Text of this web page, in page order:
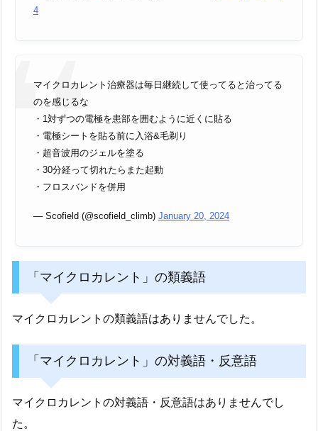
4
マイクロカレント治療器は毎日継続して使ってると治ってる
のを感じるな
・1対ずつの電極を患部を囲むように近くに貼る
・電極シートを貼る前に入浴&毛剃り
・超音波用のジェルを塗る
・30分経って切れたらまた起動
・フロスバンドを併用
— Scofield (@scofield_climb) January 20, 2024
「マイクロカレント」の類義語
マイクロカレントの類義語はありませんでした。
「マイクロカレント」の対義語・反意語
マイクロカレントの対義語・反意語はありませんでし
た。